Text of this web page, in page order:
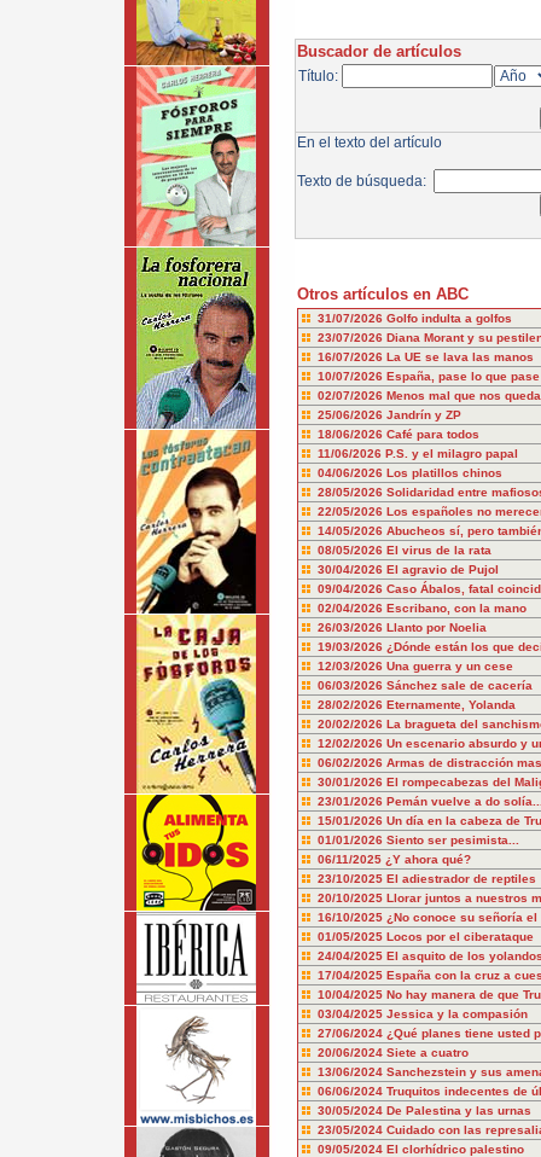
Buscador de artículos
Título:
En el texto del artículo
Texto de búsqueda:
Otros artículos en ABC
31/07/2026 Golfo indulta a golfos
23/07/2026 Diana Morant y su
16/07/2026 La UE se lava las manos
10/07/2026 España, pase lo que pase
02/07/2026 Menos mal que nos
25/06/2026 Jandrín y ZP
18/06/2026 Café para todos
11/06/2026 P.S. y el milagro papal
04/06/2026 Los platillos chinos
28/05/2026 Solidaridad entre
22/05/2026 Los españoles no
14/05/2026 Abucheos sí, pero
08/05/2026 El virus de la rata
30/04/2026 El agravio de Pujol
09/04/2026 Caso Ábalos, fatal
02/04/2026 Escribano, con la mano
26/03/2026 Llanto por Noelia
19/03/2026 ¿Dónde están los que
12/03/2026 Una guerra y un cese
06/03/2026 Sánchez sale de cacería
28/02/2026 Eternamente, Yolanda
20/02/2026 La bragueta del
12/02/2026 Un escenario absurdo y
06/02/2026 Armas de distracción
30/01/2026 El rompecabezas del
23/01/2026 Pemán vuelve a do
15/01/2026 Un día en la cabeza de
01/01/2026 Siento ser pesimista...
06/11/2025 ¿Y ahora qué?
23/10/2025 El adiestrador de reptiles
20/10/2025 Llorar juntos a nuestros
16/10/2025 ¿No conoce su señoría
01/05/2025 Locos por el ciberataque
24/04/2025 El asquito de los
17/04/2025 España con la cruz a
10/04/2025 No hay manera de que
03/04/2025 Jessica y la compasión
27/06/2024 ¿Qué planes tiene usted
20/06/2024 Siete a cuatro
13/06/2024 Sanchezstein y sus
06/06/2024 Truquitos indecentes de
30/05/2024 De Palestina y las urnas
23/05/2024 Cuidado con las
09/05/2024 El clorhídrico palestino